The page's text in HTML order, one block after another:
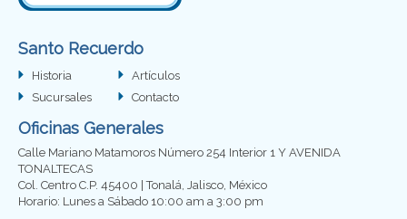
Santo Recuerdo
Historia
Sucursales
Artículos
Contacto
Oficinas Generales
Calle Mariano Matamoros Número 254 Interior 1 Y AVENIDA
TONALTECAS
Col. Centro C.P. 45400 | Tonalá, Jalisco, México
Horario: Lunes a Sábado 10:00 am a 3:00 pm